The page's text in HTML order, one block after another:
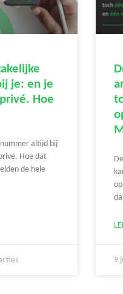
je: en je
Hoe
altijd bij
Hoe dat
de hele
9